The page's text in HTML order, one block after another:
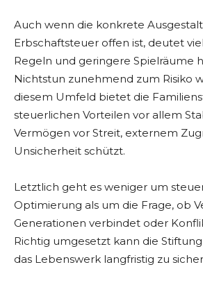
Auch wenn die konkrete
Erbschaftsteuer offen ist, deutet
Regeln und geringere Spielräume
Nichtstun zunehmend zum Risiko
diesem Umfeld bietet die
steuerlichen Vorteilen vor allem
Vermögen vor Streit, externem
Unsicherheit schützt.
Letztlich geht es weniger um
Optimierung als um die Frage, ob
Generationen verbindet oder
Richtig umgesetzt kann die
das Lebenswerk langfristig zu